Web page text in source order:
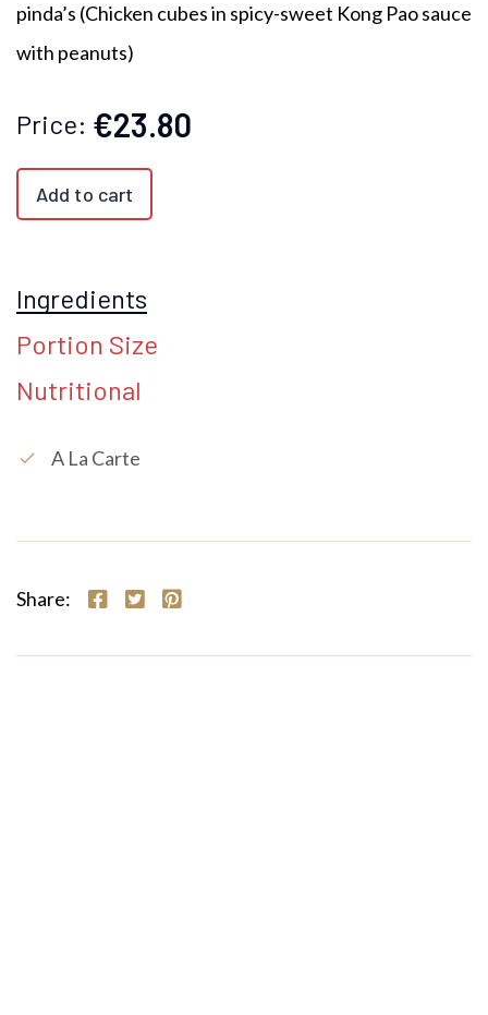
pinda’s (Chicken cubes in spicy-sweet Kong Pao sauce
with peanuts)
Price: €23.80
Add to cart
Ingredients
Portion Size
Nutritional
check A La Carte
Share: